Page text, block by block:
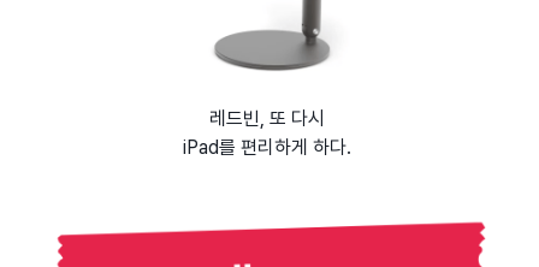
레드빈, 또 다시
iPad를 편리하게 하다.